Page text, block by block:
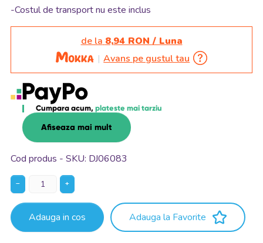
-Costul de transport nu este inclus
de la 8,94 RON / Luna
Avans pe gustul tau
Cumpara acum, plateste mai tarziu
Afiseaza mai mult
Cod produs - SKU DJ06083
− +
Adauga in cos Adauga la Favorite